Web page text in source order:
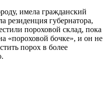
имела гражданский
резиденция губернатора,
пороховой склад, пока
«пороховой бочке», и он не
порох в более